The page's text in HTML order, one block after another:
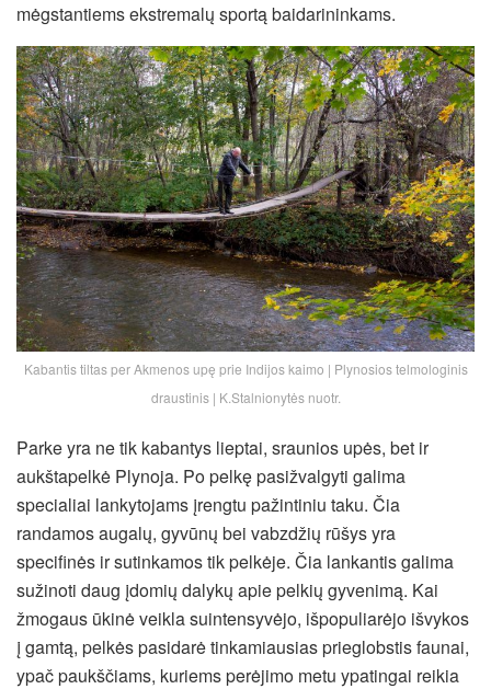
mėgstantiems ekstremalų sportą baidarininkams.
Kabantis tiltas per Akmenos upę prie Indijos kaimo | Plynosios telmologinis
draustinis | K.Stalnionytės nuotr.
Parke yra ne tik kabantys lieptai, sraunios upės, bet ir
aukštapelkė Plynoja. Po pelkę pasižvalgyti galima
specialiai lankytojams įrengtu pažintiniu taku. Čia
randamos augalų, gyvūnų bei vabzdžių rūšys yra
specifinės ir sutinkamos tik pelkėje. Čia lankantis galima
sužinoti daug įdomių dalykų apie pelkių gyvenimą. Kai
žmogaus ūkinė veikla suintensyvėjo, išpopuliarėjo išvykos
į gamtą, pelkės pasidarė tinkamiausias prieglobstis faunai,
ypač paukščiams, kuriems perėjimo metu ypatingai reikia